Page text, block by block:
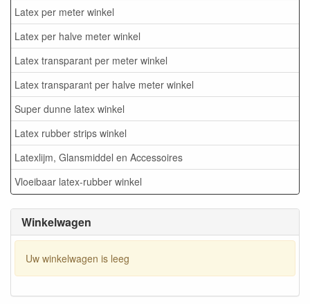
Latex per meter winkel
Latex per halve meter winkel
Latex transparant per meter winkel
Latex transparant per halve meter winkel
Super dunne latex winkel
Latex rubber strips winkel
Latexlijm, Glansmiddel en Accessoires
Vloeibaar latex-rubber winkel
Winkelwagen
Uw winkelwagen is leeg